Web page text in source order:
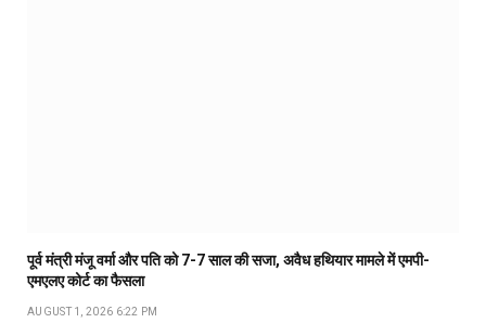
पूर्व मंत्री मंजू वर्मा और पति को 7-7 साल की सजा, अवैध हथियार मामले में एमपी-
एमएलए कोर्ट का फैसला
AUGUST 1, 2026 6:22 PM